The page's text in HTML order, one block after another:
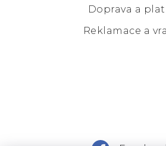
Doprava a
Reklamace a